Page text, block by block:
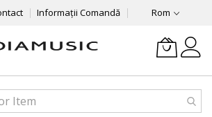
Informații Comandă Rom